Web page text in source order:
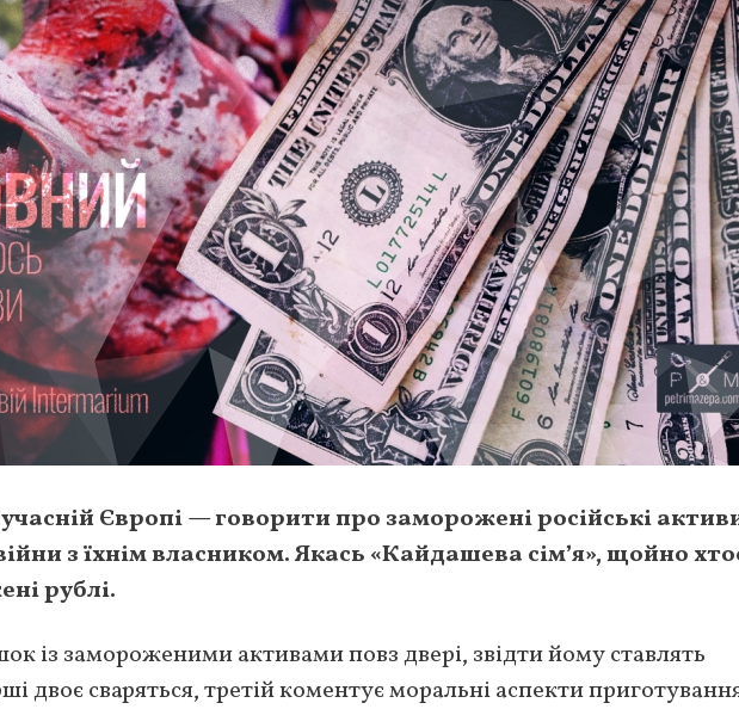
Європі — говорити про заморожені російські
з їхнім власником. Якась «Кайдашева сім’я», щойно
рублі.
із замороженими активами повз двері, звідти йому ставлять
двоє сваряться, третій коментує моральні аспекти